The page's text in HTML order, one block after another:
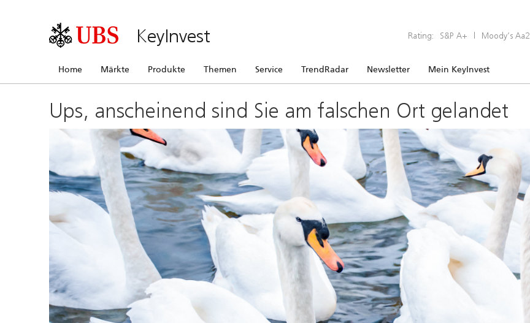
KeyInvest Rating: S&P A+ | Moody’s Aa2
Home Märkte Produkte Themen Service TrendRadar Newsletter Mein KeyInvest
Ups, anscheinend sind Sie am falschen Ort gelandet